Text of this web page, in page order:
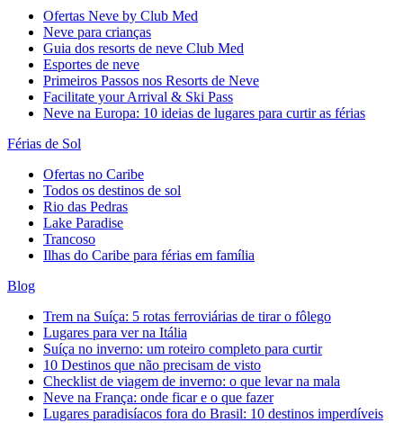
Ofertas Neve by Club Med
Neve para crianças
Guia dos resorts de neve Club Med
Esportes de neve
Primeiros Passos nos Resorts de Neve
Facilitate your Arrival & Ski Pass
Neve na Europa: 10 ideias de lugares para curtir as férias
Férias de Sol
Ofertas no Caribe
Todos os destinos de sol
Rio das Pedras
Lake Paradise
Trancoso
Ilhas do Caribe para férias em família
Blog
Trem na Suíça: 5 rotas ferroviárias de tirar o fôlego
Lugares para ver na Itália
Suíça no inverno: um roteiro completo para curtir
10 Destinos que não precisam de visto
Checklist de viagem de inverno: o que levar na mala
Neve na França: onde ficar e o que fazer
Lugares paradisíacos fora do Brasil: 10 destinos imperdíveis